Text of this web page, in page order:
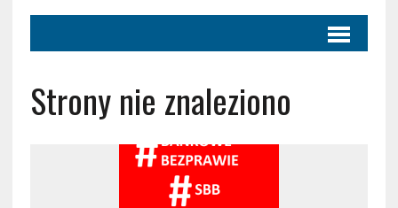
Strony nie znaleziono